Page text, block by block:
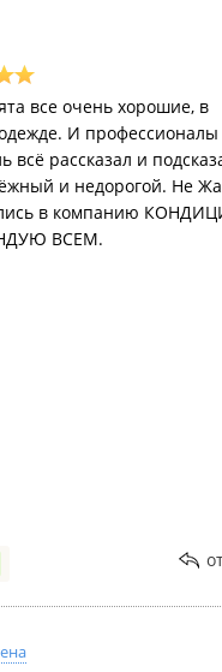
все очень хорошие, в
И профессионалы
всё рассказал и
и недорогой. Не
в компанию
ВСЕМ.